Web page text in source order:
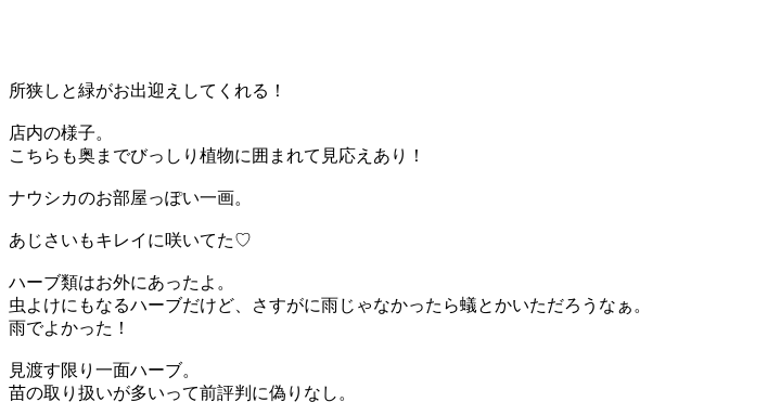
所狭しと緑がお出迎えしてくれる！
店内の様子。
こちらも奥までびっしり植物に囲まれて見応えあり！
ナウシカのお部屋っぽい一画。
あじさいもキレイに咲いてた♡
ハーブ類はお外にあったよ。
虫よけにもなるハーブだけど、さすがに雨じゃなかったら蟻とかいただろうなぁ。
雨でよかった！
見渡す限り一面ハーブ。
苗の取り扱いが多いって前評判に偽りなし。